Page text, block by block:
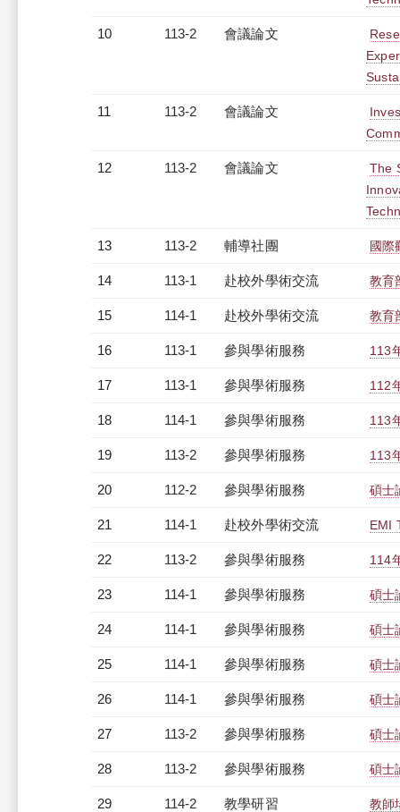
10 113-2 會議論文
11 113-2 會議論文
12 113-2 會議論文
The
13 113-2 輔導社團 國際
14 113-1 赴校外學術交流 教育
15 114-1 赴校外學術交流 教育
16 113-1 參與學術服務 113
17 113-1 參與學術服務 112
18 114-1 參與學術服務 113
19 113-2 參與學術服務 113
20 112-2 參與學術服務 碩士
21 114-1 赴校外學術交流 EMI
22 113-2 參與學術服務 114
23 114-1 參與學術服務 碩士
24 114-1 參與學術服務 碩士
25 114-1 參與學術服務 碩士
26 114-1 參與學術服務 碩士
27 113-2 參與學術服務 碩士
28 113-2 參與學術服務 碩士
29 114-2 教學研習
教師